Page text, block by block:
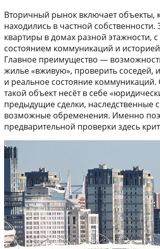
Вторичный рынок включает объекты,
находились в частной собственности.
квартиры в домах разной этажности,
состоянием коммуникаций и
Главное преимущество —
жилье «вживую», проверить соседей,
и реальное состояние
такой объект несёт в себе
предыдущие сделки, наследственные
возможные обременения. Именно
предварительной проверки здесь